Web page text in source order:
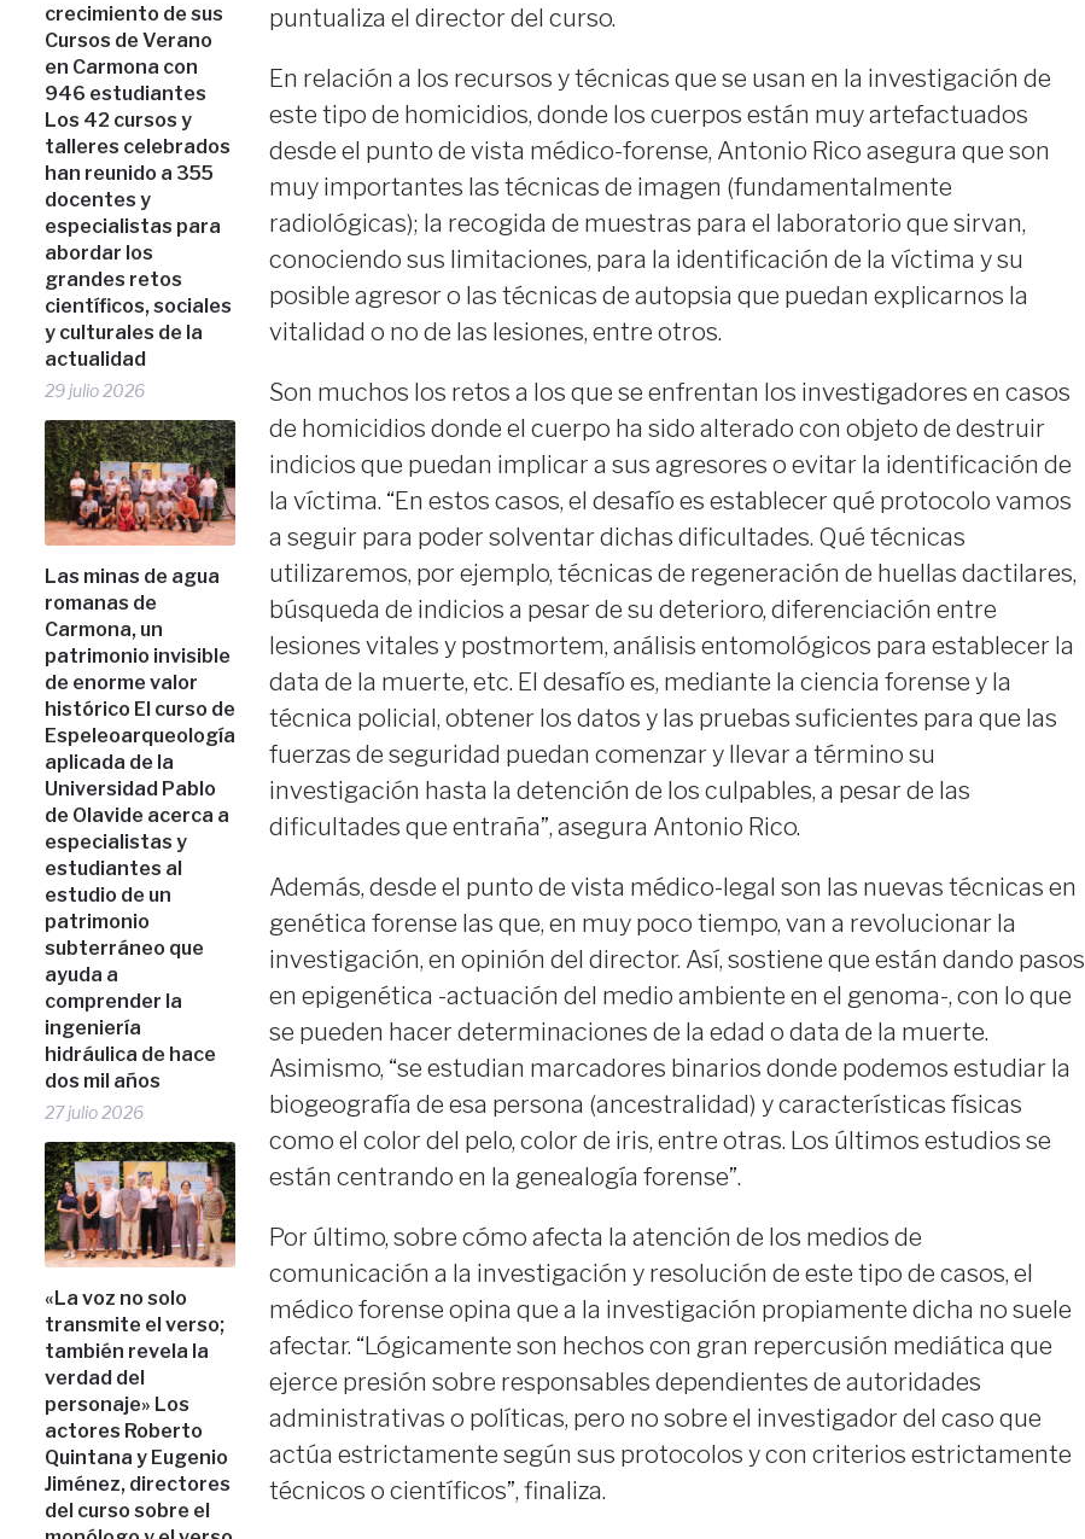
crecimiento de sus
Cursos de Verano
en Carmona con
946 estudiantes
Los 42 cursos y
talleres celebrados
han reunido a 355
docentes y
especialistas para
abordar los
grandes retos
científicos, sociales
y culturales de la
actualidad
29 julio 2026
Las minas de agua
romanas de
Carmona, un
patrimonio invisible
de enorme valor
histórico El curso de
Espeleoarqueología
aplicada de la
Universidad Pablo
de Olavide acerca a
especialistas y
estudiantes al
estudio de un
patrimonio
subterráneo que
ayuda a
comprender la
ingeniería
hidráulica de hace
dos mil años
27 julio 2026
«La voz no solo
transmite el verso;
también revela la
verdad del
personaje» Los
actores Roberto
Quintana y Eugenio
Jiménez, directores
del curso sobre el
puntualiza el director del curso.
En relación a los recursos y técnicas que se usan en la investigación de
este tipo de homicidios, donde los cuerpos están muy artefactuados
desde el punto de vista médico-forense, Antonio Rico asegura que son
muy importantes las técnicas de imagen (fundamentalmente
radiológicas); la recogida de muestras para el laboratorio que sirvan,
conociendo sus limitaciones, para la identificación de la víctima y su
posible agresor o las técnicas de autopsia que puedan explicarnos la
vitalidad o no de las lesiones, entre otros.
Son muchos los retos a los que se enfrentan los investigadores en casos
de homicidios donde el cuerpo ha sido alterado con objeto de destruir
indicios que puedan implicar a sus agresores o evitar la identificación de
la víctima. “En estos casos, el desafío es establecer qué protocolo vamos
a seguir para poder solventar dichas dificultades. Qué técnicas
utilizaremos, por ejemplo, técnicas de regeneración de huellas dactilares,
búsqueda de indicios a pesar de su deterioro, diferenciación entre
lesiones vitales y postmortem, análisis entomológicos para establecer la
data de la muerte, etc. El desafío es, mediante la ciencia forense y la
técnica policial, obtener los datos y las pruebas suficientes para que las
fuerzas de seguridad puedan comenzar y llevar a término su
investigación hasta la detención de los culpables, a pesar de las
dificultades que entraña”, asegura Antonio Rico.
Además, desde el punto de vista médico-legal son las nuevas técnicas en
genética forense las que, en muy poco tiempo, van a revolucionar la
investigación, en opinión del director. Así, sostiene que están dando pasos
en epigenética -actuación del medio ambiente en el genoma-, con lo que
se pueden hacer determinaciones de la edad o data de la muerte.
Asimismo, “se estudian marcadores binarios donde podemos estudiar la
biogeografía de esa persona (ancestralidad) y características físicas
como el color del pelo, color de iris, entre otras. Los últimos estudios se
están centrando en la genealogía forense”.
Por último, sobre cómo afecta la atención de los medios de
comunicación a la investigación y resolución de este tipo de casos, el
médico forense opina que a la investigación propiamente dicha no suele
afectar. “Lógicamente son hechos con gran repercusión mediática que
ejerce presión sobre responsables dependientes de autoridades
administrativas o políticas, pero no sobre el investigador del caso que
actúa estrictamente según sus protocolos y con criterios estrictamente
técnicos o científicos”, finaliza.